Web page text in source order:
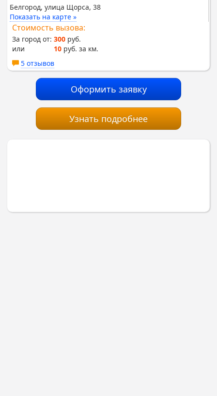
Белгород, улица Щорса, 38
Показать на карте »
Стоимость вызова:
За город от: 300 руб.
или
10 руб. за км.
5 отзывов
Оформить заявку
Узнать подробнее